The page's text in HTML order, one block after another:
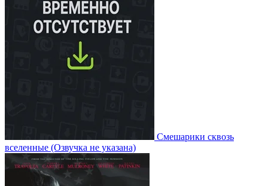
Смешарики сквозь
вселенные (Озвучка не указана)